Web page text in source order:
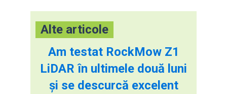
Alte articole
Am testat RockMow Z1
LiDAR în ultimele două luni
și se descurcă excelent